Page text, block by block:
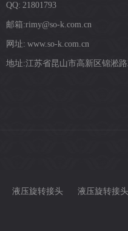
QQ: 21801793
邮箱:rimy@so-k.com.cn
网址: www.so-k.com.cn
地址:江苏省昆山市高新区锦淞路
液压旋转接头 液压旋转接头